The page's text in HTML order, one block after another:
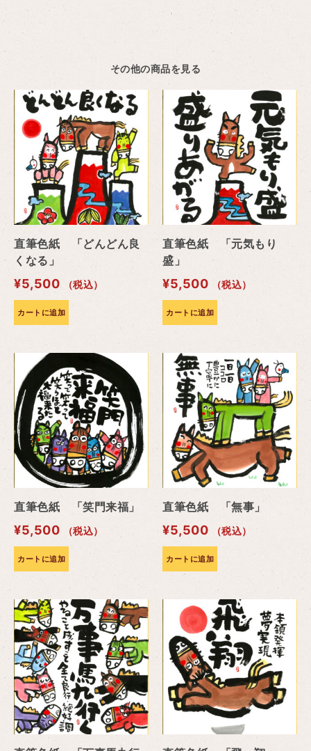
その他の商品を見る
直筆色紙 「どんどん良
くなる」
¥5,500 （税込）
カートに追加
直筆色紙 「元気もり
盛」
¥5,500 （税込）
カートに追加
直筆色紙 「笑門来福」
¥5,500 （税込）
カートに追加
直筆色紙 「無事」
¥5,500 （税込）
カートに追加